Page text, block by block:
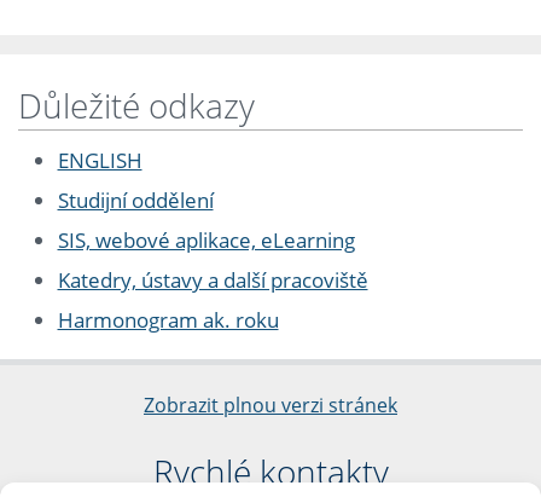
Důležité odkazy
ENGLISH
Studijní oddělení
SIS, webové aplikace, eLearning
Katedry, ústavy a další pracoviště
Harmonogram ak. roku
Zobrazit plnou verzi stránek
Rychlé kontakty